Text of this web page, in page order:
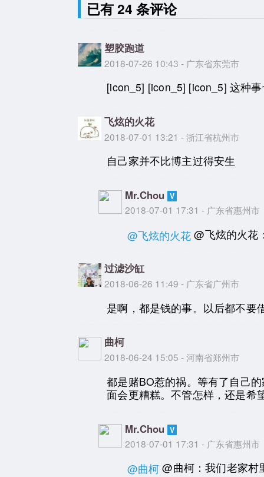
已有 24 条评论
塑胶跑道
2018-07-26 10:43 - 广东省东莞市
[icon_5] [icon_5] [icon_5] 这种
飞炫的火花
2018-07-01 13:21 - 浙江省杭州市
自己家并不比博主过得安生
Mr.Chou
2018-07-01 17:31 - 广东省惠州市
@飞炫的火花 @飞炫的火花
过滤沙缸
2018-06-26 11:49 - 广东省广州市
是啊，都是钱的事。以后都不要
曲柯
2018-06-24 15:05 - 河南省郑州市
都是赌BO惹的祸。等有了自己
面会更糟糕。不管怎样，还是希
Mr.Chou
2018-07-01 17:31 - 广东省惠州市
@曲柯 @曲柯：我们老家村